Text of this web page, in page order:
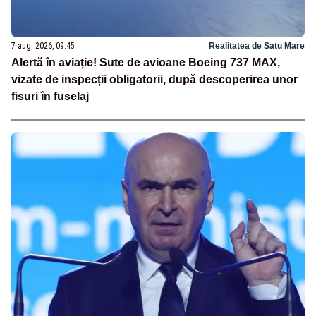
7 aug. 2026, 09:45 Realitatea de Satu Mare
Alertă în aviație! Sute de avioane Boeing 737 MAX,
vizate de inspecții obligatorii, după descoperirea unor
fisuri în fuselaj